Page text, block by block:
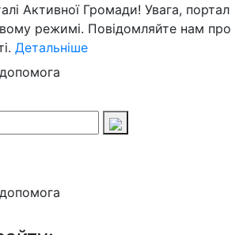
Активної Громади! Увага, портал
режимі. Повідомляйте нам про
Детальніше